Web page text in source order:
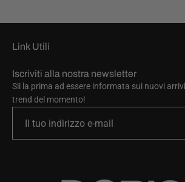
Link Utili
Iscriviti alla nostra newsletter
Sii la prima ad essere informata sui nuovi
trend del momento!